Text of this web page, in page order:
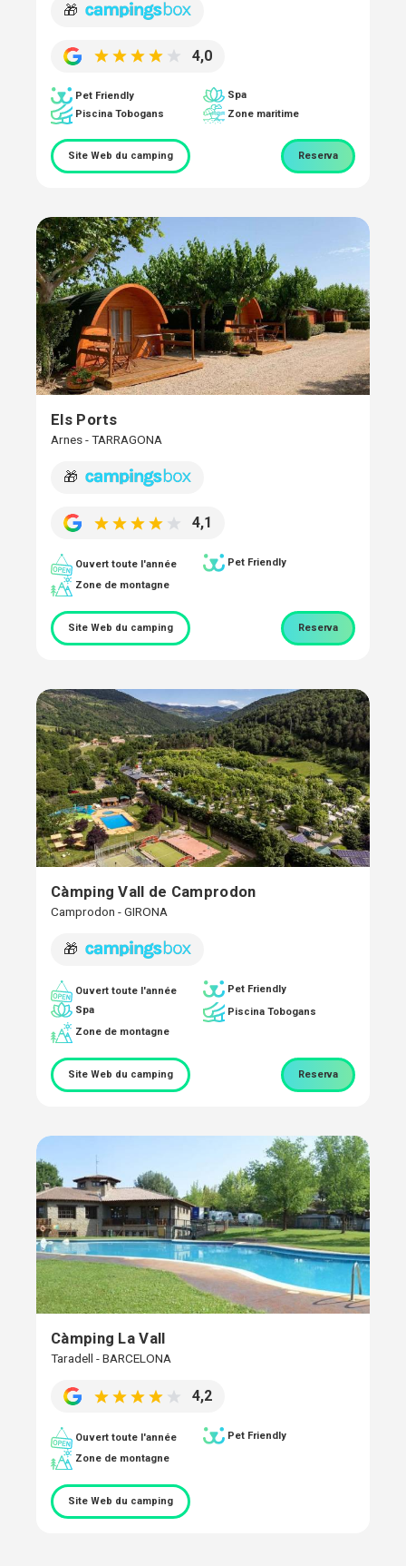
🎁
4,0
Pet Friendly
Spa
Piscina Tobogans
Zone maritime
Site Web du camping Reserva
Els Ports
Arnes - TARRAGONA
🎁
4,1
Ouvert toute l'année
Pet Friendly
Zone de montagne
Site Web du camping Reserva
Càmping Vall de Camprodon
Camprodon - GIRONA
🎁
Ouvert toute l'année
Pet Friendly
Spa
Piscina Tobogans
Zone de montagne
Site Web du camping Reserva
Càmping La Vall
Taradell - BARCELONA
4,2
Ouvert toute l'année
Pet Friendly
Zone de montagne
Site Web du camping